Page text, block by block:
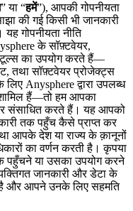
” या “हमें”), आपकी गोपनीयता
की गई किसी भी जानकारी
गोपनीयता नीति
के सॉफ़्टवेयर,
टूल्स का उपयोग करते हैं—
तथा सॉफ़्टवेयर प्रोजेक्ट्स
Anysphere द्वारा उपलब्ध
हैं—तो हम आपका
संसाधित करते हैं। यह आपको
तक पहुँच कैसे प्राप्त कर
देश या राज्य के क़ानूनों
का वर्णन करती है। कृपया
पहुँचने या उसका उपयोग करने
जानकारी और डेटा के
है और आपने उनके लिए सहमति